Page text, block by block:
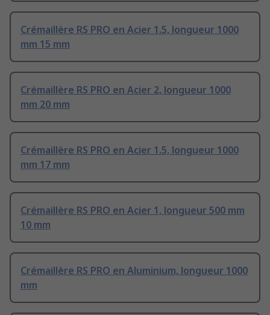
Crémaillère RS PRO en Acier 1.5, longueur 1000
mm 15 mm
Crémaillère RS PRO en Acier 2, longueur 1000
mm 20 mm
Crémaillère RS PRO en Acier 1.5, longueur 1000
mm 17 mm
Crémaillère RS PRO en Acier 1, longueur 500 mm
10 mm
Crémaillère RS PRO en Aluminium, longueur 1000
mm